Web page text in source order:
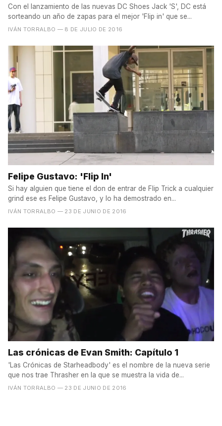
Con el lanzamiento de las nuevas DC Shoes Jack 'S', DC está
sorteando un año de zapas para el mejor 'Flip in' que se...
IVÁN TORRALBO — 8 DE JULIO DE 2016
Felipe Gustavo: 'Flip In'
Si hay alguien que tiene el don de entrar de Flip Trick a cualquier
grind ese es Felipe Gustavo, y lo ha demostrado en...
IVÁN TORRALBO — 23 DE JUNIO DE 2016
Las crónicas de Evan Smith: Capítulo 1
'Las Crónicas de Starheadbody' es el nombre de la nueva serie
que nos trae Thrasher en la que se muestra la vida de...
IVÁN TORRALBO — 23 DE JUNIO DE 2016